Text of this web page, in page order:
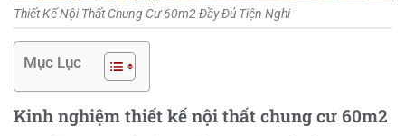
Thiết Kế Nội Thất Chung Cư 60m2 Đầy Đủ Tiện Nghi
Mục Lục
Kinh nghiệm thiết kế nội thất chung cư 60m2